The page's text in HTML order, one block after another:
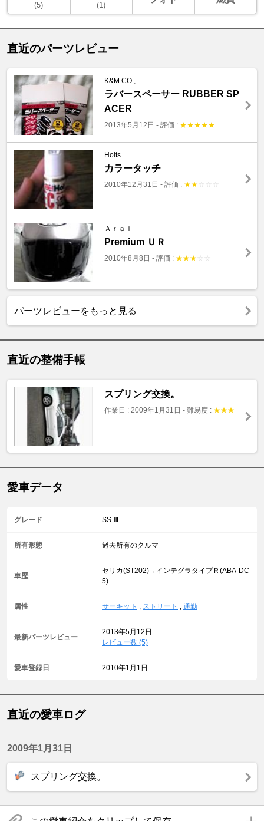
(5) (1)
直近のパーツレビュー
K&M.CO.,
ラバースペーサー RUBBER SP
ACER
2013年5月12日 - 評価 : ★★★★★
Holts
カラータッチ
2010年12月31日 - 評価 : ★★ ☆ ☆ ☆
Ａｒａｉ
Premium ＵＲ
2010年8月8日 - 評価 : ★★★ ☆ ☆
パーツレビューをもっと見る
直近の整備手帳
スプリング交換。
作業日 : 2009年1月31日 - 難易度 : ★★★
愛車データ
グレード SS-Ⅲ
所有形態 過去所有のクルマ
車歴
セリカ(ST202)→インテグラタイプＲ(ABA-DC
5)
属性 サーキット , ストリート , 通勤
最新パーツレビュー
2013年5月12日
レビュー数 (5)
愛車登録日 2010年1月1日
直近の愛車ログ
2009年1月31日
スプリング交換。